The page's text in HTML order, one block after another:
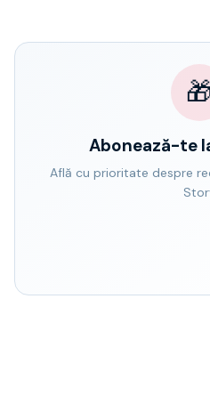
Abonează-te
Află cu prioritate despre